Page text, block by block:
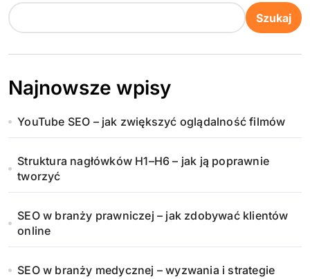
Szukaj
Najnowsze wpisy
YouTube SEO – jak zwiększyć oglądalność filmów
Struktura nagłówków H1–H6 – jak ją poprawnie
tworzyć
SEO w branży prawniczej – jak zdobywać klientów
online
SEO w branży medycznej – wyzwania i strategie